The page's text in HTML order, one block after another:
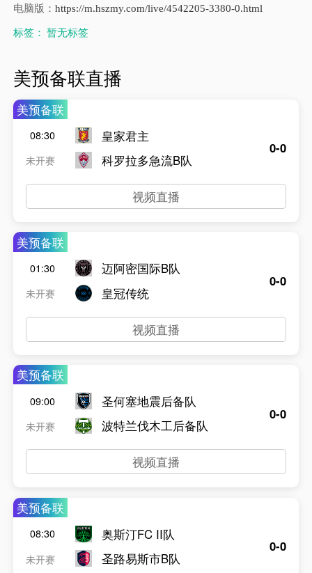
电脑版：https://m.hszmy.com/live/4542205-3380-0.html
标签： 暂无标签
美预备联直播
美预备联
08:30
未开赛
皇家君主
科罗拉多急流B队
0-0
视频直播
美预备联
01:30
未开赛
迈阿密国际B队
皇冠传统
0-0
视频直播
美预备联
09:00
未开赛
圣何塞地震后备队
波特兰伐木工后备队
0-0
视频直播
美预备联
08:30
未开赛
奥斯汀FC II队
圣路易斯市B队
0-0